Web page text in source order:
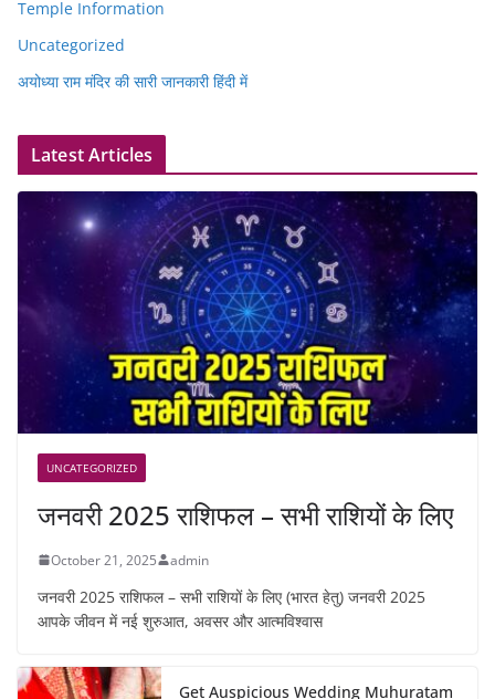
Temple Information
Uncategorized
अयोध्या राम मंदिर की सारी जानकारी हिंदी में
Latest Articles
UNCATEGORIZED
जनवरी 2025 राशिफल – सभी राशियों के लिए
October 21, 2025 admin
जनवरी 2025 राशिफल – सभी राशियों के लिए (भारत हेतु) जनवरी 2025
आपके जीवन में नई शुरुआत, अवसर और आत्मविश्वास
Get Auspicious Wedding Muhuratam